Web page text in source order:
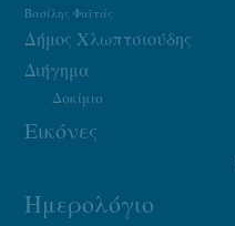
Βασίλης Φαϊτάς
Δήμος Χλωπτσιούδης
Διήγημα
Δοκίμιο
Εικόνες
Ημερολόγιο